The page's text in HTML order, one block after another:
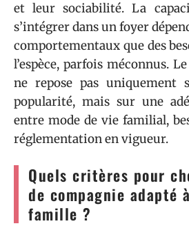
et leur sociabilité. La
s’intégrer dans un foyer
comportementaux que des
l’espèce, parfois méconnus.
ne repose pas
popularité, mais sur une
entre mode de vie familial,
réglementation en vigueur.
Quels critères pour
de compagnie adapté
famille ?